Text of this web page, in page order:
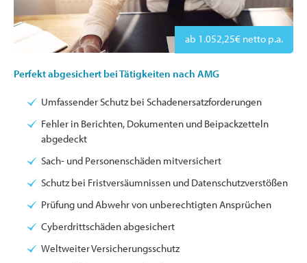
ab 1.052,25€ netto p.a.
Perfekt abgesichert bei Tätigkeiten nach AMG
Umfassender Schutz bei Schadenersatzforderungen
Fehler in Berichten, Dokumenten und Beipackzetteln
abgedeckt
Sach- und Personenschäden mitversichert
Schutz bei Fristversäumnissen und Datenschutzverstößen
Prüfung und Abwehr von unberechtigten Ansprüchen
Cyberdrittschäden abgesichert
Weltweiter Versicherungsschutz